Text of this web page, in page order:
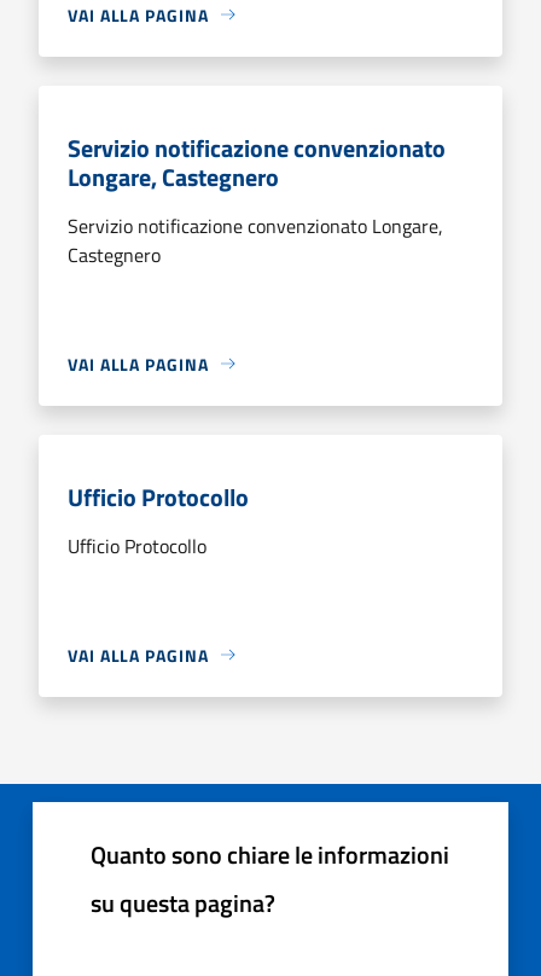
VAI ALLA PAGINA
Servizio notificazione convenzionato
Longare, Castegnero
Servizio notificazione convenzionato Longare,
Castegnero
VAI ALLA PAGINA
Ufficio Protocollo
Ufficio Protocollo
VAI ALLA PAGINA
Quanto sono chiare le informazioni
su questa pagina?